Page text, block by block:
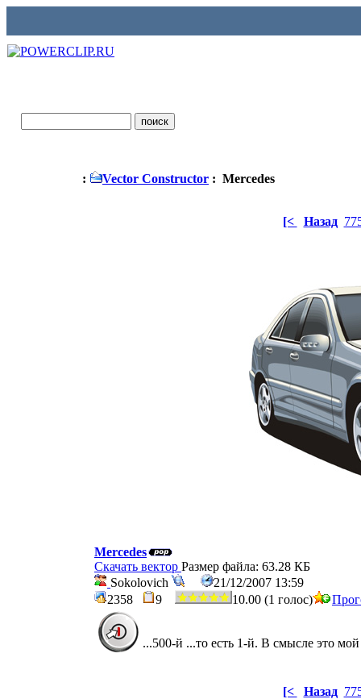
: Vector Constructor : Mercedes
[< Назад
Mercedes
Скачать вектор Размер файла: 63.28 КБ
Sokolovich
21/12/2007 13:59
2358
9 10.00 (1 голос)
...500-й ...то есть 1-й. В смысле это
[< Назад